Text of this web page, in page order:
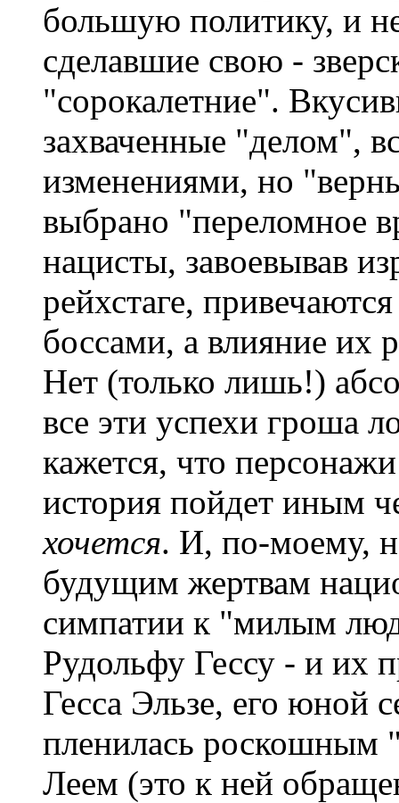
большую политику, и
сделавшие свою -
"сорокалетние".
захваченные "делом",
изменениями, но
выбрано "переломное
нацисты, завоевывав
рейхстаге,
боссами, а влияние их
Нет (только лишь!)
все эти успехи гроша
кажется, что
история пойдет иным
хочется. И, по-моему,
будущим жертвам
симпатии к "милым
Рудольфу Гессу - и их
Гесса Эльзе, его юной
пленилась роскошным
Леем (это к ней